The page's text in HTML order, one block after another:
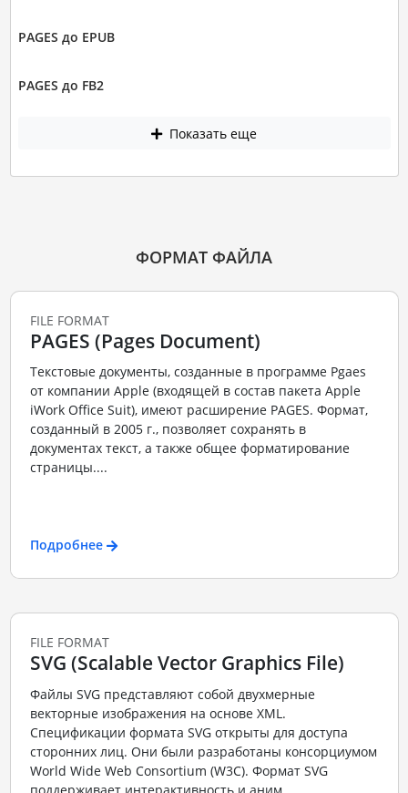
PAGES до EPUB
PAGES до FB2
Показать еще
ФОРМАТ ФАЙЛА
FILE FORMAT
PAGES (Pages Document)
Текстовые документы, созданные в программе Pgaes
от компании Apple (входящей в состав пакета Apple
iWork Office Suit), имеют расширение PAGES. Формат,
созданный в 2005 г., позволяет сохранять в
документах текст, а также общее форматирование
страницы....
Подробнее
FILE FORMAT
SVG (Scalable Vector Graphics File)
Файлы SVG представляют собой двухмерные
векторные изображения на основе XML.
Спецификации формата SVG открыты для доступа
сторонних лиц. Они были разработаны консорциумом
World Wide Web Consortium (W3C). Формат SVG